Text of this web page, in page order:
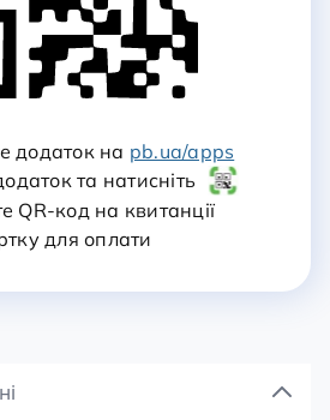
додаток на pb.ua/apps
та натисніть
QR-код на квитанції
для оплати